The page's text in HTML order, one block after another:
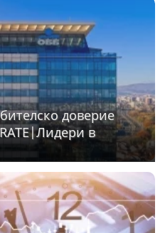
доверие
в